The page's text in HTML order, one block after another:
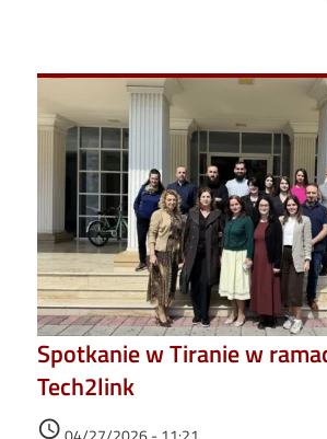
Spotkanie w Tiranie w
Tech2link
access_time